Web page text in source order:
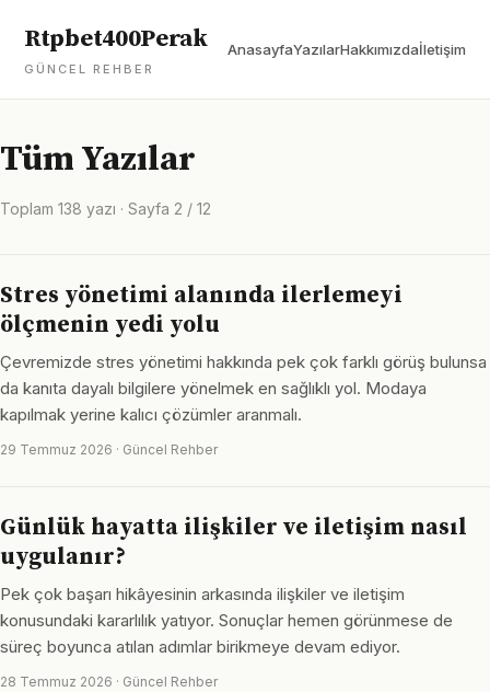
Rtpbet400Perak
GÜNCEL REHBER
AnasayfaYazılarHakkımızdaİletişim
Tüm Yazılar
Toplam 138 yazı · Sayfa 2 / 12
Stres yönetimi alanında ilerlemeyi
ölçmenin yedi yolu
Çevremizde stres yönetimi hakkında pek çok farklı görüş bulunsa
da kanıta dayalı bilgilere yönelmek en sağlıklı yol. Modaya
kapılmak yerine kalıcı çözümler aranmalı.
29 Temmuz 2026 · Güncel Rehber
Günlük hayatta ilişkiler ve iletişim nasıl
uygulanır?
Pek çok başarı hikâyesinin arkasında ilişkiler ve iletişim
konusundaki kararlılık yatıyor. Sonuçlar hemen görünmese de
süreç boyunca atılan adımlar birikmeye devam ediyor.
28 Temmuz 2026 · Güncel Rehber